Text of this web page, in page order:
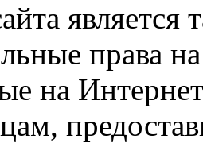
права
на